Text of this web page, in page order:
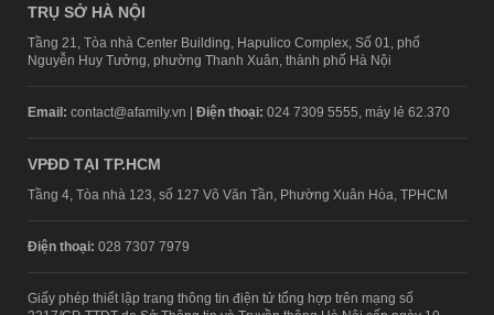
TRỤ SỞ HÀ NỘI
Tầng 21, Tòa nhà Center Building, Hapulico Complex, Số 01, phố
Nguyễn Huy Tưởng, phường Thanh Xuân, thành phố Hà Nội
Email: contact@afamily.vn | Điện thoại: 024 7309 5555, máy lẻ 62.370
VPĐD TẠI TP.HCM
Tầng 4, Tòa nhà 123, số 127 Võ Văn Tần, Phường Xuân Hòa, TPHCM
Điện thoại: 028 7307 7979
Giấy phép thiết lập trang thông tin điện tử tổng hợp trên mạng số